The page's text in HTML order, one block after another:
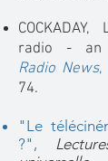
radio - an
Radio News,
74.
"Le
?",